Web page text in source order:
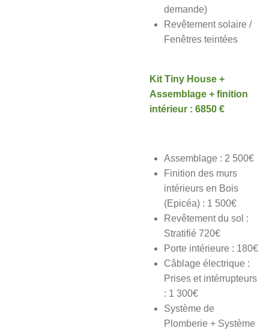
demande)
Revêtement solaire /
Fenêtres teintées
Kit Tiny House +
Assemblage + finition
intérieur : 6850 €
Assemblage : 2 500€
Finition des murs
intérieurs en Bois
(Epicéa) : 1 500€
Revêtement du sol :
Stratifié 720€
Porte intérieure : 180€
Câblage électrique :
Prises et intérrupteurs
: 1 300€
Système de
Plomberie + Système